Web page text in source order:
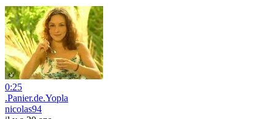
0:25
.Panier.de.Yopla
nicolas94